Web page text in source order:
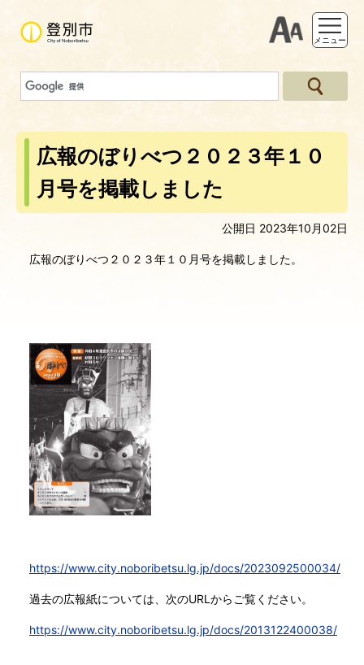
支援ツー
メニュー
広報のぼりべつ２０２３年１０
月号を掲載しました
公開日 2023年10月02日
広報のぼりべつ２０２３年１０月号を掲載しました。
https://www.city.noboribetsu.lg.jp/docs/2023092500034/
過去の広報紙については、次のURLからご覧ください。
https://www.city.noboribetsu.lg.jp/docs/2013122400038/